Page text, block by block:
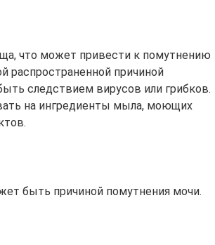
что может привести к помутнению
распространенной причиной
следствием вирусов или грибков.
на ингредиенты мыла, моющих
быть причиной помутнения мочи.